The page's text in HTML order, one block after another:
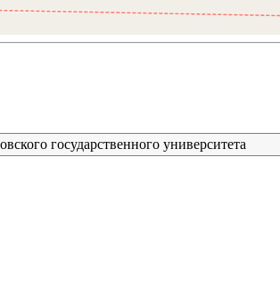
государственного университета